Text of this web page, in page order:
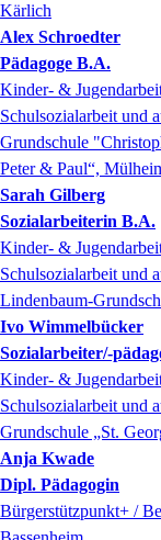
Kärlich
Alex Schroedter
Pädagoge B.A.
Kinder- &
Schulsozialarbeit und
Grundschule
Peter & Paul“,
Sarah Gilberg
Sozialarbeiterin B.A.
Kinder- &
Schulsozialarbeit und
Lindenbaum-
Ivo Wimmelbücker
Sozialarbeiter/-
Kinder- &
Schulsozialarbeit und
Grundschule „St.
Anja Kwade
Dipl. Pädagogin
Bürgerstützpunkt+ /